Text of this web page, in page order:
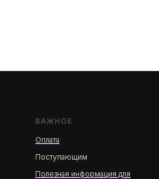
ВАЖНОЕ
Оплата
Поступающим
Полезная информация для